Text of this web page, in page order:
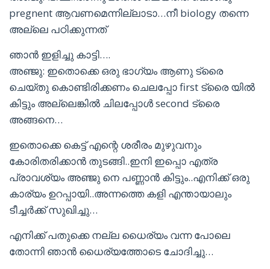
pregnent ആവണമെന്നില്ലാടാ…നീ biology തന്നെ
അല്ലെ പഠിക്കുന്നത്
ഞാൻ ഇളിച്ചു കാട്ടി….
അഞ്ജു: ഇതൊക്കെ ഒരു ഭാഗ്യം ആണു ട്രൈ
ചെയ്തു കൊണ്ടിരിക്കണം ചെലപ്പോ first ട്രൈ യിൽ
കിട്ടും അല്ലെങ്കിൽ ചിലപ്പോൾ second ട്രൈ
അങ്ങനെ…
ഇതൊക്കെ കെട്ട് എന്റെ ശരീരം മുഴുവനും
കോരിതരിക്കാൻ തുടങ്ങി..ഇനി ഇപ്പൊ എത്ര
പ്രാവശ്യം അഞ്ജു നെ പണ്ണാൻ കിട്ടും..എനിക്ക് ഒരു
കാര്യം ഉറപ്പായി..അന്നത്തെ കളി എന്തായാലും
ടീച്ചർക്ക് സുഖിച്ചു…
എനിക്ക് പതുക്കെ നല്ല ധൈര്യം വന്ന പോലെ
തോന്നി ഞാൻ ധൈര്യത്തോടെ ചോദിച്ചു…